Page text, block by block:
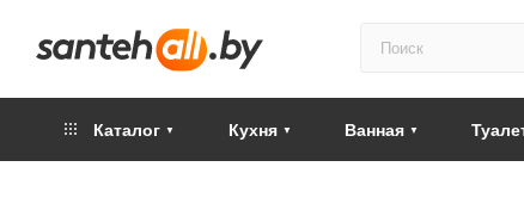
Каталог Кухня Ванная